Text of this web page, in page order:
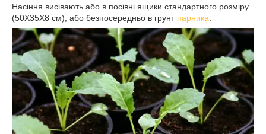
Насіння висівають або в посівні ящики стандартного розміру
(50X35X8 см), або безпосередньо в грунт парника